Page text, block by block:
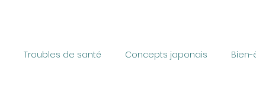
Troubles de santé Concepts japonais